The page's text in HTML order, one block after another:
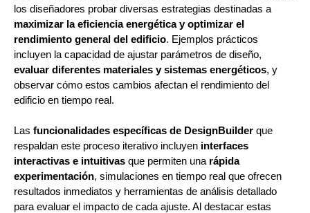
los diseñadores probar diversas estrategias destinadas a
maximizar la eficiencia energética y optimizar el
rendimiento general del edificio. Ejemplos prácticos
incluyen la capacidad de ajustar parámetros de diseño,
evaluar diferentes materiales y sistemas energéticos, y
observar cómo estos cambios afectan el rendimiento del
edificio en tiempo real.
Las funcionalidades específicas de DesignBuilder que
respaldan este proceso iterativo incluyen interfaces
interactivas e intuitivas que permiten una rápida
experimentación, simulaciones en tiempo real que ofrecen
resultados inmediatos y herramientas de análisis detallado
para evaluar el impacto de cada ajuste. Al destacar estas